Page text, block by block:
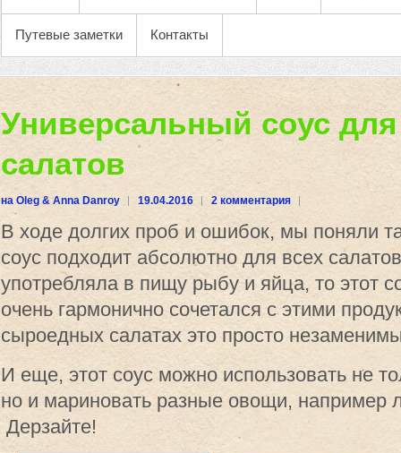
Путевые заметки Контакты
Универсальный соус для
салатов
на Oleg & Anna Danroy 19.04.2016 2 комментария
В ходе долгих проб и ошибок, мы поняли
соус подходит абсолютно для всех
употребляла в пищу рыбу и яйца, то этот
очень гармонично сочетался с этими
сыроедных салатах это просто
И еще, этот соус можно использовать не
но и мариновать разные овощи, например
Дерзайте!